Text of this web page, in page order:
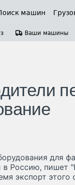
машин
Ваши машины
для
в Россию, пишет
экспорт этого